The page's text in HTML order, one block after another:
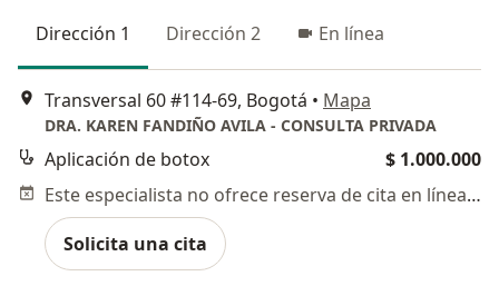
Dirección 1 Dirección 2 En línea
Transversal 60 #114-69, Bogotá • Mapa
DRA. KAREN FANDIÑO AVILA - CONSULTA PRIVADA
Aplicación de botox
$ 1.000.000
Este especialista no ofrece reserva de cita en línea en esta dirección.
Solicita una cita